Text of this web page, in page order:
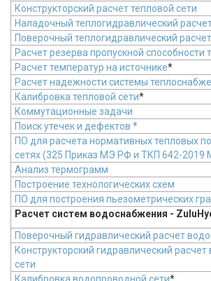
Конструкторский расчет тепловой сети
Наладочный теплогидравлический
Поверочный теплогидравлический
Расчет резерва пропускной способности
Расчет температур на источнике*
Расчет надежности системы
Калибровка тепловой сети*
Коммутационные задачи
Поиск утечек и дефектов *
ПО для расчета нормативных тепловых
сетях (325 Приказ МЭ РФ и ТКП 642-2019
Анализ термограмм
Построение технологических схем
ПО для построения пьезометрических
Расчет систем водоснабжения -
Поверочный гидравлический расчет
Конструкторский гидравлический
сети